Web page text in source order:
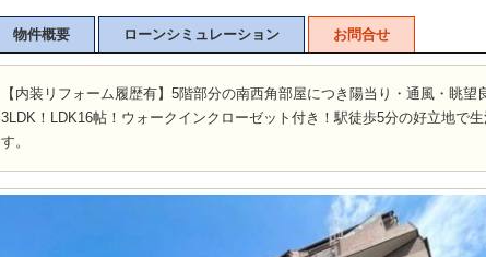
物件概要 ローンシミュレーション お問合せ
【内装リフォーム履歴有】5階部分の南西角部屋につき陽当り・通風・眺望
3LDK！LDK16帖！ウォークインクローゼット付き！駅徒歩5分の好立地で
す。